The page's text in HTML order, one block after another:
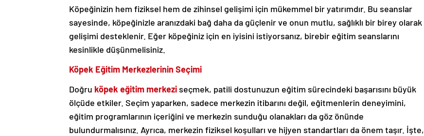
Köpeğinizin hem fiziksel hem de zihinsel gelişimi için mükemmel bir yatırımdır. Bu seanslar
sayesinde, köpeğinizle aranızdaki bağ daha da güçlenir ve onun mutlu, sağlıklı bir birey olarak
gelişimi desteklenir. Eğer köpeğiniz için en iyisini istiyorsanız, birebir eğitim seanslarını
kesinlikle düşünmelisiniz.
Köpek Eğitim Merkezlerinin Seçimi
Doğru köpek eğitim merkezi seçmek, patili dostunuzun eğitim sürecindeki başarısını büyük
ölçüde etkiler. Seçim yaparken, sadece merkezin itibarını değil, eğitmenlerin deneyimini,
eğitim programlarının içeriğini ve merkezin sunduğu olanakları da göz önünde
bulundurmalısınız. Ayrıca, merkezin fiziksel koşulları ve hijyen standartları da önem taşır. İşte,